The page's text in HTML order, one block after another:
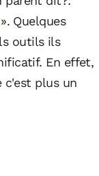
». Quelques
outils ils
En effet,
c'est plus un